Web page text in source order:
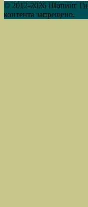
© 2012-2026 Шопинг
контента запрещено.